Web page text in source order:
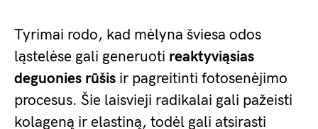
Tyrimai rodo, kad mėlyna šviesa odos
ląstelėse gali generuoti reaktyviąsias
deguonies rūšis ir pagreitinti fotosenėjimo
procesus. Šie laisvieji radikalai gali pažeisti
kolageną ir elastiną, todėl gali atsirasti